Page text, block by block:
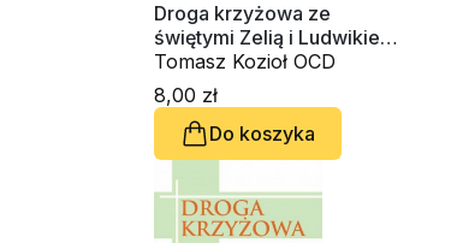
Droga krzyżowa ze
świętymi Zelią i Ludwikiem
Martin
Tomasz Kozioł OCD
8,00 zł
Do koszyka